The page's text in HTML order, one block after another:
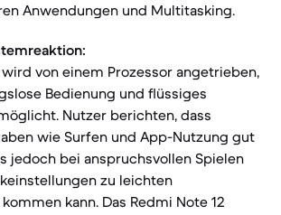
Anwendungen und Multitasking.
wird von einem Prozessor angetrieben,
Bedienung und flüssiges
Nutzer berichten, dass
wie Surfen und App-Nutzung gut
jedoch bei anspruchsvollen Spielen
zu leichten
kann. Das Redmi Note 12